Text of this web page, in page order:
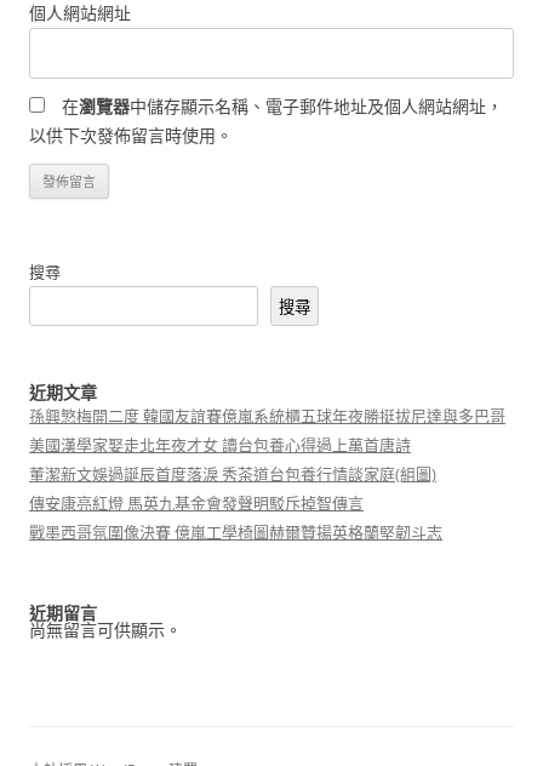
個人網站網址
在瀏覽器中儲存顯示名稱、電子郵件地址及個人網站網址，
以供下次發佈留言時使用。
搜尋
搜尋
近期文章
孫興慜梅開二度 韓國友誼賽億嵐系統櫃五球年夜勝挺拔尼達與多巴哥
美國漢學家娶走北年夜才女 讀台包養心得過上萬首唐詩
董潔新文娛過誕辰首度落淚 秀茶道台包養行情談家庭(組圖)
傳安康亮紅燈 馬英九基金會發聲明駁斥掉智傳言
戰墨西哥氛圍像決賽 億嵐工學椅圖赫爾贊揚英格蘭堅韌斗志
近期留言
尚無留言可供顯示。